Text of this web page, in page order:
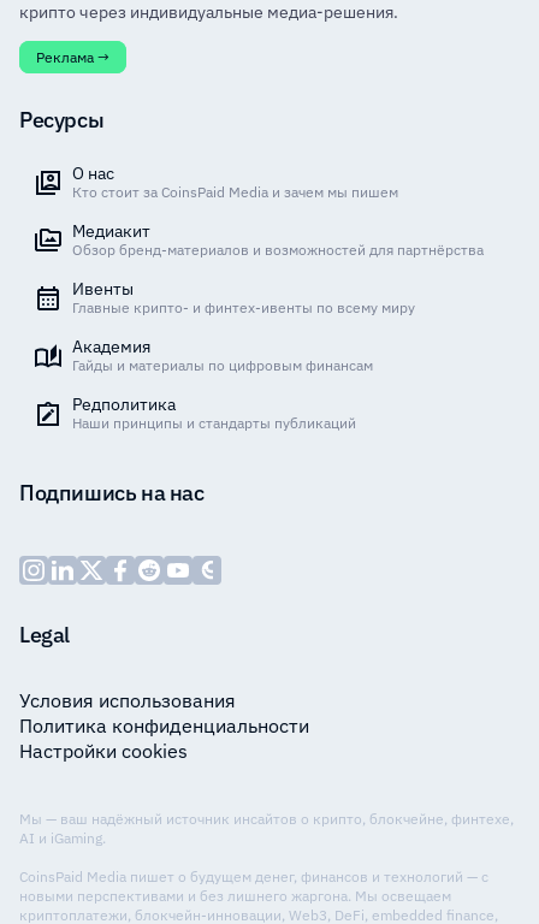
крипто через индивидуальные медиа-решения.
Реклама →
Ресурсы
О нас
Кто стоит за CoinsPaid Media и зачем мы пишем
Медиакит
Обзор бренд-материалов и возможностей для партнёрства
Ивенты
Главные крипто- и финтех-ивенты по всему миру
Академия
Гайды и материалы по цифровым финансам
Редполитика
Наши принципы и стандарты публикаций
Подпишись на нас
Legal
Условия использования
Политика конфиденциальности
Настройки cookies
Мы — ваш надёжный источник инсайтов о крипто, блокчейне, финтехе,
AI и iGaming.
CoinsPaid Media пишет о будущем денег, финансов и технологий — с
новыми перспективами и без лишнего жаргона. Мы освещаем
криптоплатежи, блокчейн-инновации, Web3, DeFi, embedded finance,